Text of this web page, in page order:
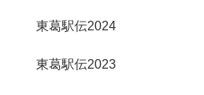
東葛駅伝2024
東葛駅伝2023